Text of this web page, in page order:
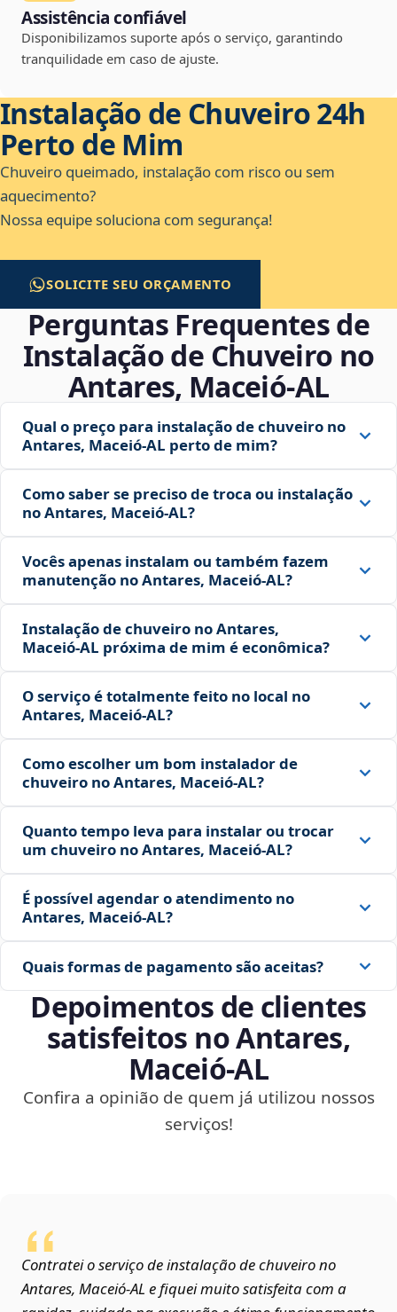
Assistência confiável
Disponibilizamos suporte após o serviço, garantindo
tranquilidade em caso de ajuste.
Instalação de Chuveiro 24h
Perto de Mim
Chuveiro queimado, instalação com risco ou sem
aquecimento?
Nossa equipe soluciona com segurança!
SOLICITE SEU ORÇAMENTO
Perguntas Frequentes de
Instalação de Chuveiro no
Antares, Maceió‑AL
Qual o preço para instalação de chuveiro no
Antares, Maceió‑AL perto de mim?
Como saber se preciso de troca ou instalação
no Antares, Maceió‑AL?
Vocês apenas instalam ou também fazem
manutenção no Antares, Maceió‑AL?
Instalação de chuveiro no Antares,
Maceió‑AL próxima de mim é econômica?
O serviço é totalmente feito no local no
Antares, Maceió‑AL?
Como escolher um bom instalador de
chuveiro no Antares, Maceió‑AL?
Quanto tempo leva para instalar ou trocar
um chuveiro no Antares, Maceió‑AL?
É possível agendar o atendimento no
Antares, Maceió‑AL?
Quais formas de pagamento são aceitas?
Depoimentos de clientes
satisfeitos no Antares,
Maceió‑AL
Confira a opinião de quem já utilizou nossos
serviços!
Contratei o serviço de instalação de chuveiro no
Antares, Maceió‑AL e fiquei muito satisfeita com a